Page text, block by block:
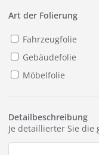
Art der Folierung
Fahrzeugfolie
Gebäudefolie
Möbelfolie
Detailbeschreibung
Je detaillierter Sie